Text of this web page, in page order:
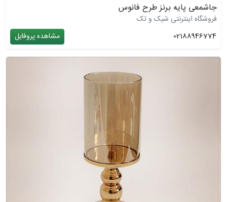
جاشمعی پایه برنز طرح فانوس
فروشگاه اینترنتی شیک و تک
02188946774
مشاهده پروفایل